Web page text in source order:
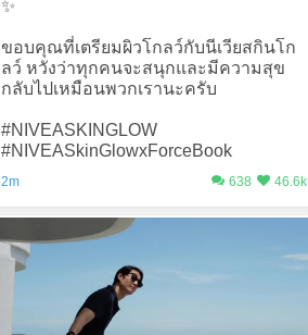
✨
ขอบคุณที่เตรียมผิวโกลว์กับนีเวียสกินโก
ลว์ หวังว่าทุกคนจะสนุกและมีความสุข
กลับไปเหมือนพวกเรานะครับ
#NIVEASKINGLOW
#NIVEASkinGlowxForceBook
2m 638 46.6k